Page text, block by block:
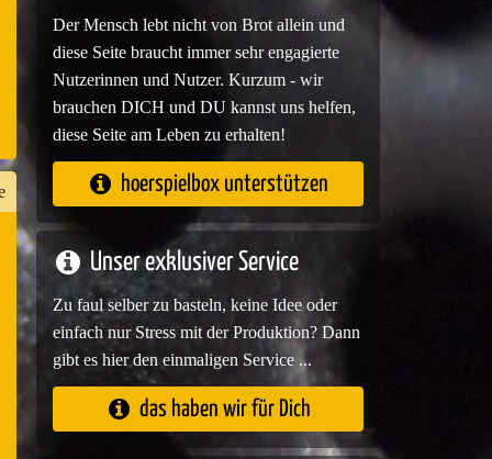
Der Mensch lebt nicht von Brot allein und
diese Seite braucht immer sehr engagierte
Nutzerinnen und Nutzer. Kurzum - wir
brauchen DICH und DU kannst uns helfen,
diese Seite am Leben zu erhalten!
hoerspielbox unterstützen
Unser exklusiver Service
Zu faul selber zu basteln, keine Idee oder
einfach nur Stress mit der Produktion? Dann
gibt es hier den einmaligen Service ...
das haben wir für Dich